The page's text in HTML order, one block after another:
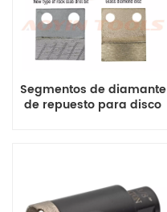
Segmentos de diamante
de repuesto para disco